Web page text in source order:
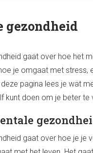
gezondheid
gaat over hoe het
je omgaat met stress,
pagina lees je wat
kunt doen om je beter te
gaat over hoe je je